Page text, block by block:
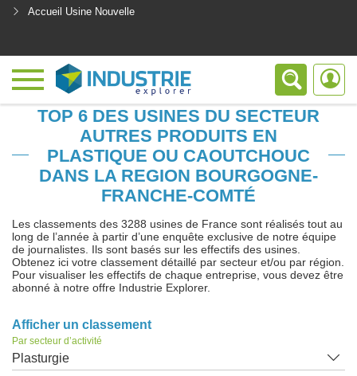
Accueil Usine Nouvelle
TOP 6 DES USINES DU SECTEUR
AUTRES PRODUITS EN
PLASTIQUE OU CAOUTCHOUC
DANS LA REGION BOURGOGNE-
FRANCHE-COMTÉ
Les classements des 3288 usines de France sont réalisés tout au
long de l’année à partir d’une enquête exclusive de notre équipe
de journalistes. Ils sont basés sur les effectifs des usines.
Obtenez ici votre classement détaillé par secteur et/ou par région.
Pour visualiser les effectifs de chaque entreprise, vous devez être
abonné à notre offre Industrie Explorer.
Afficher un classement
Par secteur d’activité
Plasturgie